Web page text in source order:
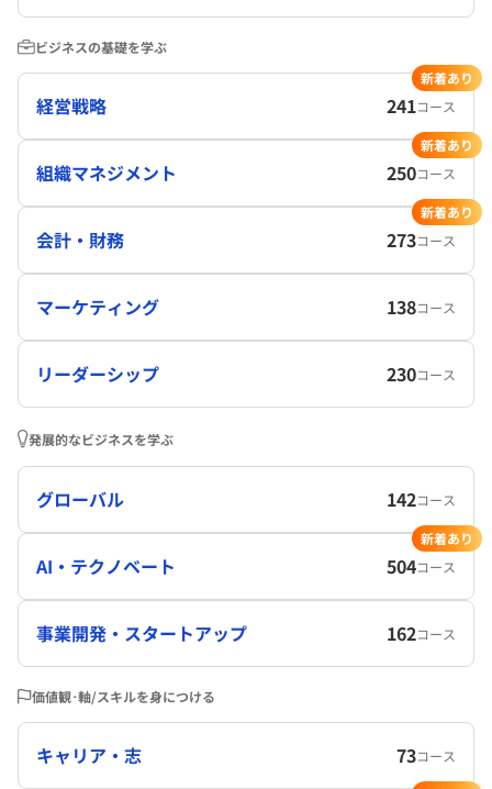
ビジネスの基礎を学ぶ
経営戦略 241コース
新着あり
組織マネジメント 250コース
新着あり
会計・財務 273コース
新着あり
マーケティング 138コース
リーダーシップ 230コース
発展的なビジネスを学ぶ
グローバル 142コース
AI・テクノベート 504コース
新着あり
事業開発・スタートアップ 162コース
価値観･軸/スキルを身につける
キャリア・志 73コース